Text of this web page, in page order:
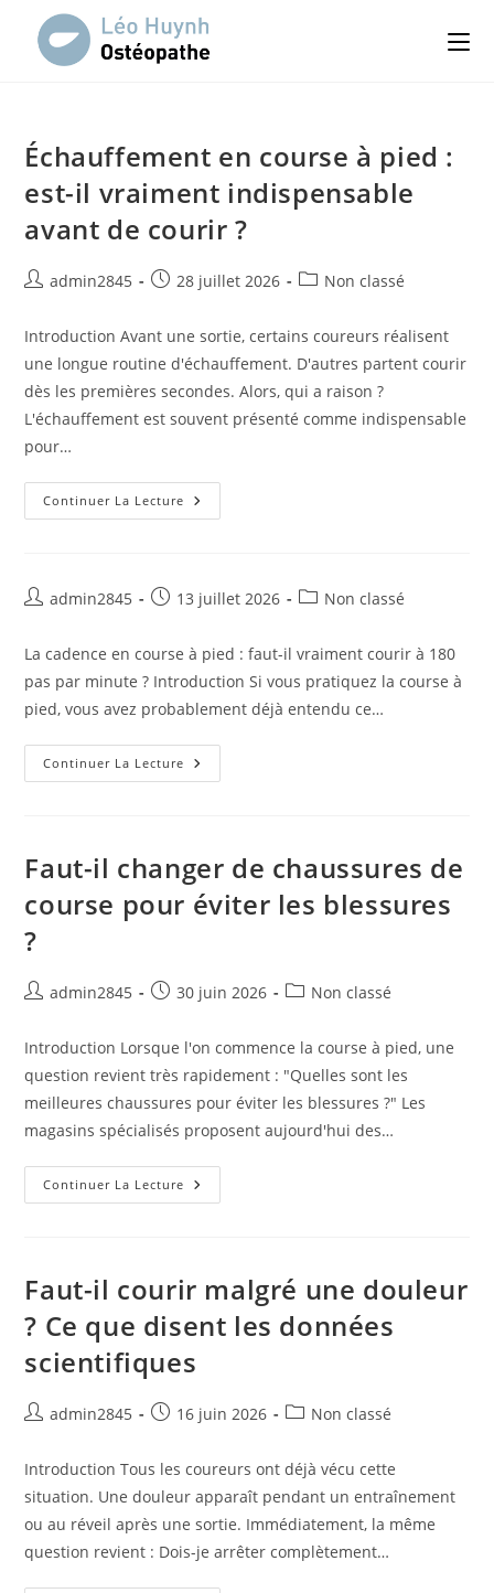
content
Échauffement en course à pied :
est-il vraiment indispensable
avant de courir ?
Auteur/autrice
la
publication :
admin2845
Publication
28 juillet 2026
PostNon classé
Introduction Avant une sortie, certains coureurs réalisent
une longue routine d'échauffement. D'autres partent courir
dès les premières secondes. Alors, qui a raison ?
L'échauffement est souvent présenté comme indispensable
pour…
Continuer La Lecture Échauffement
En
Est-
Il
Avant
De
Courir
?
Auteur/autrice
la
publication :
admin2845
Publication
13 juillet 2026
PostNon classé
La cadence en course à pied : faut-il vraiment courir à 180
pas par minute ? Introduction Si vous pratiquez la course à
pied, vous avez probablement déjà entendu ce…
Continuer La Lecture
Faut-il changer de chaussures de
course pour éviter les blessures
?
Auteur/autrice
la
publication :
admin2845
Publication
30 juin 2026
PostNon classé
Introduction Lorsque l'on commence la course à pied, une
question revient très rapidement : "Quelles sont les
meilleures chaussures pour éviter les blessures ?" Les
magasins spécialisés proposent aujourd'hui des…
Continuer La Lecture Faut-
Il
Pour
Les
Blessures
?
Faut-il courir malgré une douleur
? Ce que disent les données
scientifiques
Auteur/autrice
la
publication :
admin2845
Publication
16 juin 2026
PostNon classé
Introduction Tous les coureurs ont déjà vécu cette
situation. Une douleur apparaît pendant un entraînement
ou au réveil après une sortie. Immédiatement, la même
question revient : Dois-je arrêter complètement…